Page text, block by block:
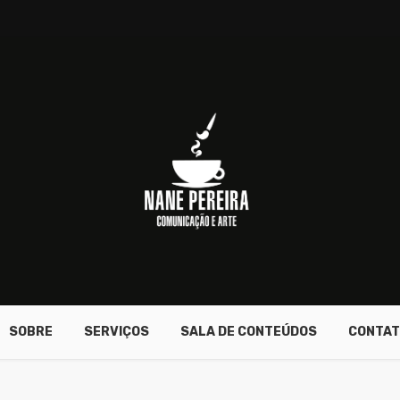
SOBRE SERVIÇOS SALA DE CONTEÚDOS